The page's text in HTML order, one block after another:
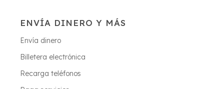
ENVÍA DINERO Y MÁS
Envía dinero
Billetera electrónica
Recarga teléfonos